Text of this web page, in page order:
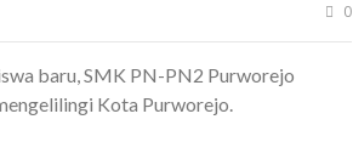
0
baru, SMK PN-PN2 Purworejo
Kota Purworejo.